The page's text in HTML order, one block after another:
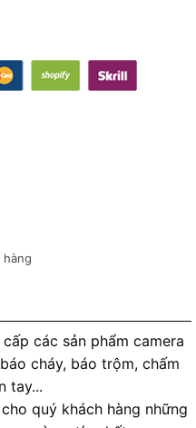
hàng
các sản phẩm camera
cháy, báo trộm, chấm
tay...
quý khách hàng những